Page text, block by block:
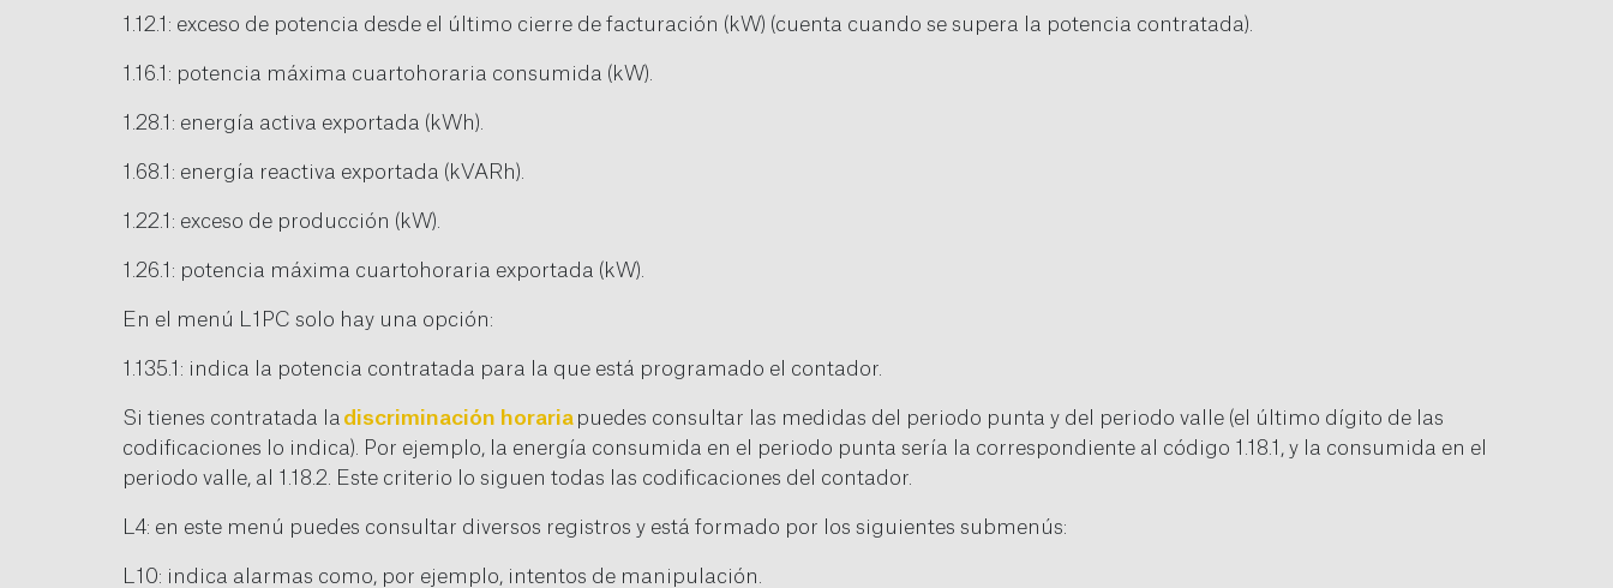
1.12.1: exceso de potencia desde el último cierre de facturación (kW) (cuenta cuando se supera la potencia contratada).
1.16.1: potencia máxima cuartohoraria consumida (kW).
1.28.1: energía activa exportada (kWh).
1.68.1: energía reactiva exportada (kVARh).
1.22.1: exceso de producción (kW).
1.26.1: potencia máxima cuartohoraria exportada (kW).
En el menú L1PC solo hay una opción:
1.135.1: indica la potencia contratada para la que está programado el contador.
Si tienes contratada la discriminación horaria puedes consultar las medidas del periodo punta y del periodo valle (el último dígito de las
codificaciones lo indica). Por ejemplo, la energía consumida en el periodo punta sería la correspondiente al código 1.18.1, y la consumida en el
periodo valle, al 1.18.2. Este criterio lo siguen todas las codificaciones del contador.
L4: en este menú puedes consultar diversos registros y está formado por los siguientes submenús:
L10: indica alarmas como, por ejemplo, intentos de manipulación.